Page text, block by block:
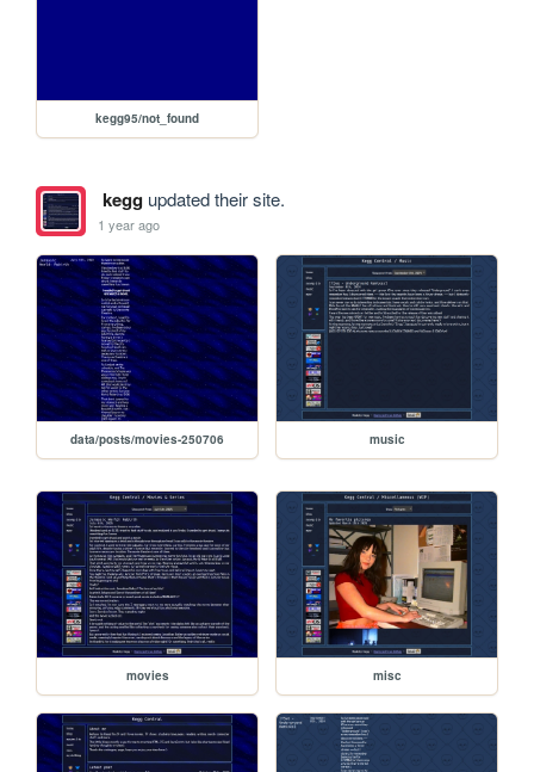
kegg95/not_found
keggupdated their site.
1 year ago
data/posts/movies-250706 music
movies misc